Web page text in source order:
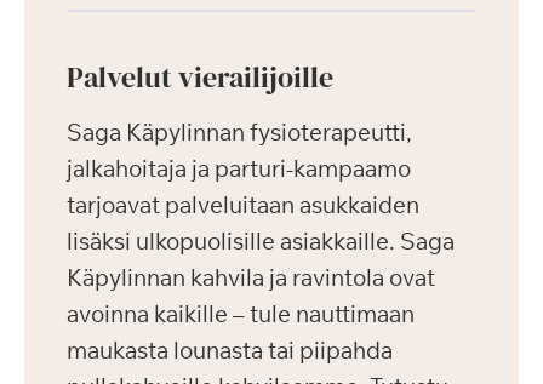
Palvelut vierailijoille
Saga Käpylinnan fysioterapeutti,
jalkahoitaja ja parturi-kampaamo
tarjoavat palveluitaan asukkaiden
lisäksi ulkopuolisille asiakkaille. Saga
Käpylinnan kahvila ja ravintola ovat
avoinna kaikille – tule nauttimaan
maukasta lounasta tai piipahda